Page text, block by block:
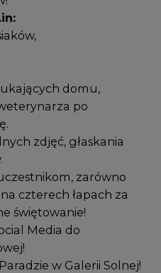
domu,
po
zdjęć, głaskania
zarówno
czterech łapach za
świętowanie!
Media do
w Galerii Solnej!